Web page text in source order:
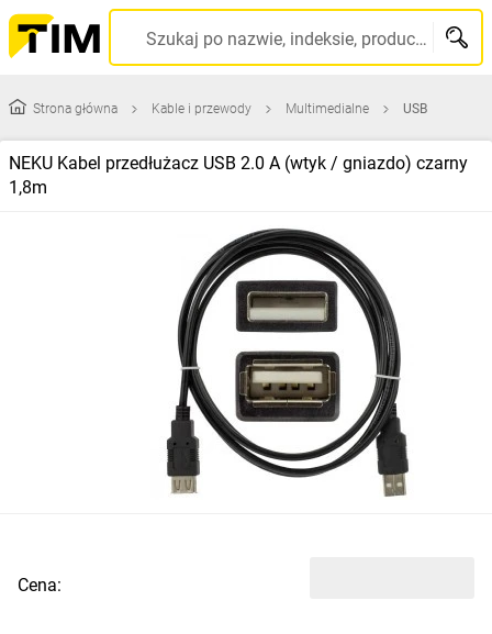
Szukaj po nazwie, indeksie, producencie, kodzie kreskowym...
Strona główna Kable i przewody Multimedialne USB
NEKU Kabel przedłużacz USB 2.0 A (wtyk / gniazdo) czarny
1,8m
Cena: